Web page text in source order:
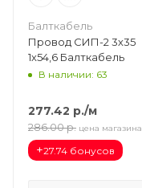
Балткабель
Провод СИП-2 3х35
1х54,6 Балткабель
В наличии: 63
277.42 р./м
286.00 р. цена магазина
+27.74 бонусов